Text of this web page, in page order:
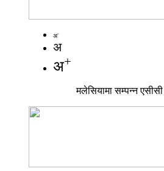
अ-
अ
अ+
मलेसियामा सम्पन्न